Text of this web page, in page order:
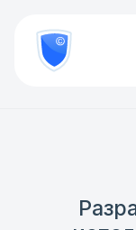
800
777-
81-Проверить